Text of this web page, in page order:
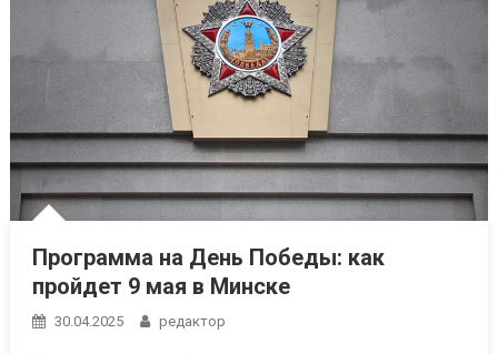
Программа на День Победы: как
пройдет 9 мая в Минске
30.04.2025 редактор